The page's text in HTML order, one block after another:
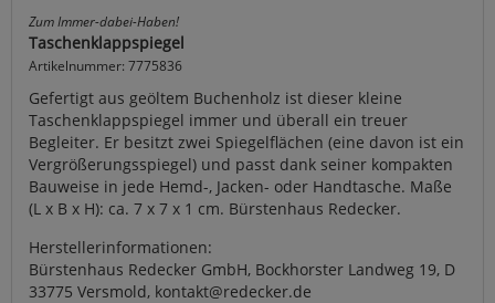
Zum Immer-dabei-Haben!
Taschenklappspiegel
Artikelnummer: 7775836
Gefertigt aus geöltem Buchenholz ist dieser kleine
Taschenklappspiegel immer und überall ein treuer
Begleiter. Er besitzt zwei Spiegelflächen (eine davon ist ein
Vergrößerungsspiegel) und passt dank seiner kompakten
Bauweise in jede Hemd-, Jacken- oder Handtasche. Maße
(L x B x H): ca. 7 x 7 x 1 cm. Bürstenhaus Redecker.
Herstellerinformationen:
Bürstenhaus Redecker GmbH, Bockhorster Landweg 19, D
33775 Versmold, kontakt@redecker.de